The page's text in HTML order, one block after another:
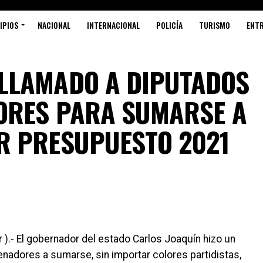
NACIONAL INTERNACIONAL POLICÍA TURISMO
A DIPUTADOS
PARA SUMARSE A
PRESUPUESTO 2021
).- El gobernador del estado Carlos Joaquín hizo un
a sumarse, sin importar colores partidistas,